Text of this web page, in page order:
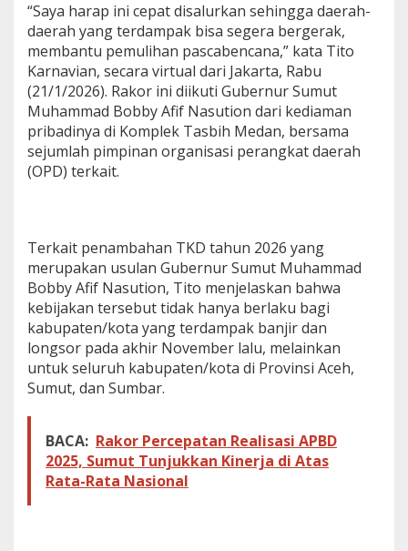
r
i
n
g
a
n
a
n
P
u
r
a
n
A
n
g
a
r
d
a
n
R
“Saya harap ini cepat disalurkan sehingga daerah-
daerah yang terdampak bisa segera bergerak,
membantu pemulihan pascabencana,” kata Tito
Karnavian, secara virtual dari Jakarta, Rabu
(21/1/2026). Rakor ini diikuti Gubernur Sumut
Muhammad Bobby Afif Nasution dari kediaman
pribadinya di Komplek Tasbih Medan, bersama
sejumlah pimpinan organisasi perangkat daerah
(OPD) terkait.
Terkait penambahan TKD tahun 2026 yang
merupakan usulan Gubernur Sumut Muhammad
Bobby Afif Nasution, Tito menjelaskan bahwa
kebijakan tersebut tidak hanya berlaku bagi
kabupaten/kota yang terdampak banjir dan
longsor pada akhir November lalu, melainkan
untuk seluruh kabupaten/kota di Provinsi Aceh,
Sumut, dan Sumbar.
BACA: Rakor Percepatan Realisasi APBD
2025, Sumut Tunjukkan Kinerja di Atas
Rata-Rata Nasional